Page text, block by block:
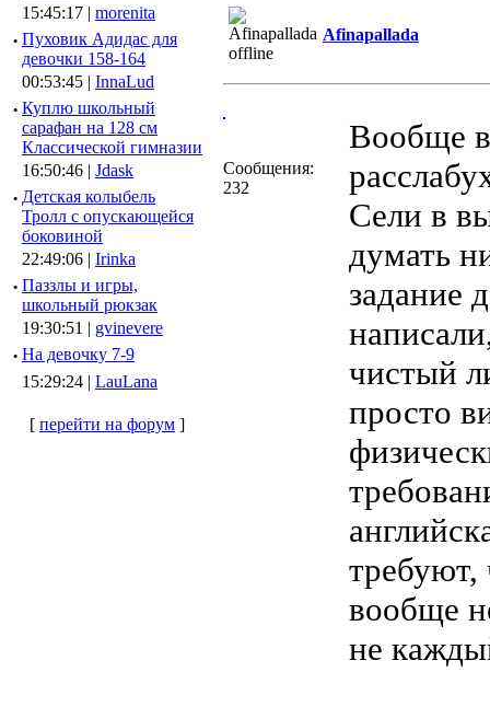
15:45:17 | morenita
· Пуховик Адидас для
девочки 158-164
00:53:45 | InnaLud
· Куплю школьный
сарафан на 128 см
Классической гимназии
16:50:46 | Jdask
· Детская колыбель
Тролл с опускающейся
боковиной
22:49:06 | Irinka
· Паззлы и игры,
школьный рюкзак
19:30:51 | gvinevere
· Hа девочку 7-9
15:29:24 | LauLana
[ перейти на форум ]
Afinapallada
Сообщения:
232
Вообще в
Сели в
думать
задание
чистый
просто
требуют,
вообще
не